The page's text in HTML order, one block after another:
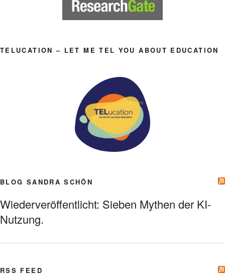
TELUCATION – LET ME TEL YOU ABOUT EDUCATION
BLOG SANDRA SCHÖN
Wiederveröffentlicht: Sieben Mythen der KI-
Nutzung.
RSS FEED